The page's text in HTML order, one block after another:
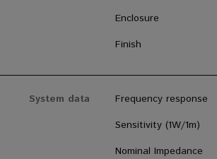
Enclosure
Finish
System data Frequency response
Sensitivity (1W/1m)
Nominal Impedance